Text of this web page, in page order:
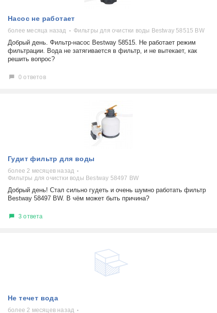
Насос не работает
более месяца назад Фильтры для очистки воды Bestway 58515 BW
Добрый день. Фильтр-насос Bestway 58515. Не работает режим
фильтрации. Вода не затягивается в фильтр, и не вытекает, как
решить вопрос?
0 ответов
Гудит фильтр для воды
более 2 месяцев назад
Фильтры для очистки воды Bestway 58497 BW
Добрый день! Стал сильно гудеть и очень шумно работать фильтр
Bestway 58497 BW. В чём может быть причина?
3 ответа
Не течет вода
более 2 месяцев назад